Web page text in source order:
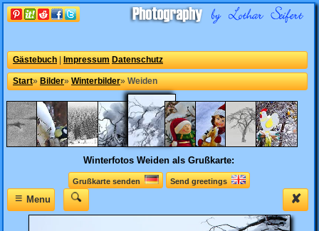
Gästebuch Impressum Datenschutz
Start» Bilder» Winterbilder» Weiden
WinterfotosWeiden als Grußkarte:
Grußkarte senden Send greetings
✘
≡Menu